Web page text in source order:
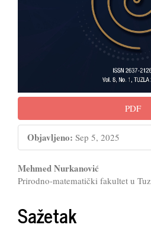
PDF
Objavljeno: Sep 5, 2025
Main
Article
Content
Mehmed Nurkanović
Prirodno-matematički fakultet u
Sažetak